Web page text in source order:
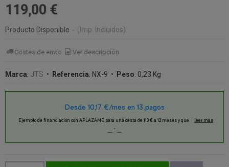
119,00 €
Producto Disponible - (Imp. Incluidos)
Costes de envío Ver descripción
Marca: JTS • Referencia: NX-9 • Peso: 0,23 Kg